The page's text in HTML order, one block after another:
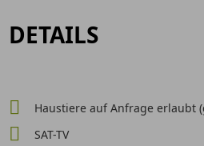
DETAILS
Haustiere auf Anfrage erlaubt
SAT-TV